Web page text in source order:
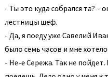
- Ты это куда собрался та? –
лестницы шеф.
- Да, я поеду уже Савелий
было семь часов и мне
- Не-е Сережа. Так не